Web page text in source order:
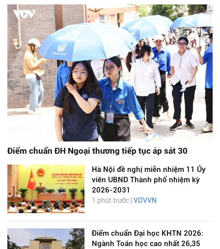
Điểm chuẩn ĐH Ngoại thương tiếp tục áp sát 30
Hà Nội đề nghị miễn nhiệm 11 Ủy
viên UBND Thành phố nhiệm kỳ
2026-2031
1 phút trước | VOVVN
Điểm chuẩn Đại học KHTN 2026:
Ngành Toán học cao nhất 26,35